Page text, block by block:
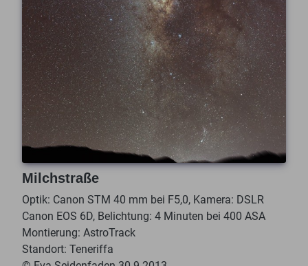
Milchstraße
Optik: Canon STM 40 mm bei F5,0, Kamera: DSLR
Canon EOS 6D, Belichtung: 4 Minuten bei 400 ASA
Montierung: AstroTrack
Standort: Teneriffa